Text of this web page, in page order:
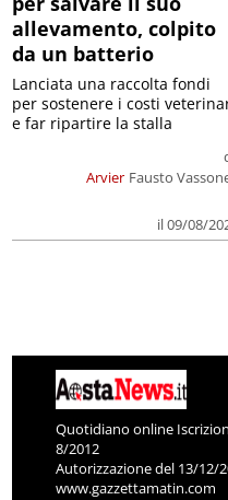
allevamento, colpito
da un batterio
Arvier Fausto
il 09/08/
Lanciata una raccolta fondi
per sostenere i costi
e far ripartire la stalla
Quotidiano online
8/2012
Autorizzazione del 13/12/
www.gazzettamatin.com